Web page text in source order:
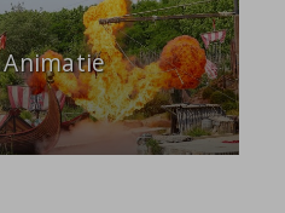
Animatie